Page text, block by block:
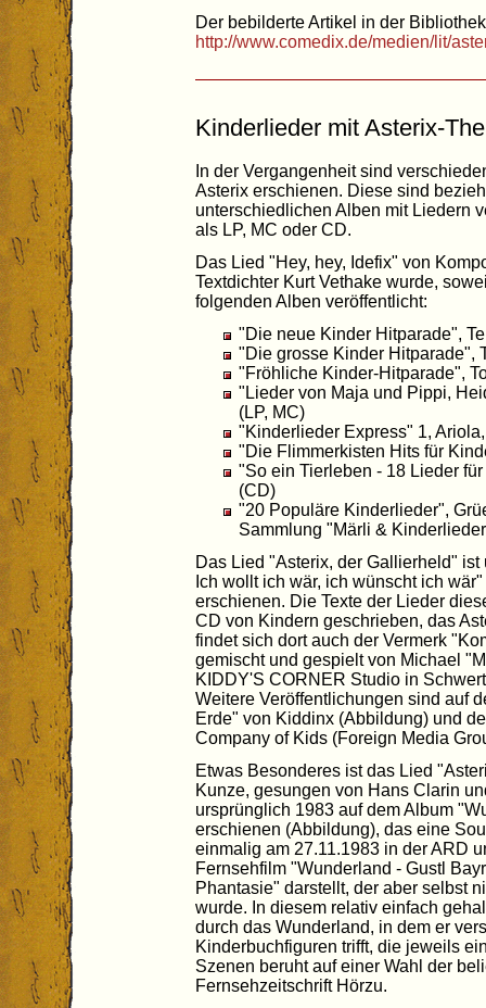
Der bebilderte Artikel in der
http://www.comedix.de/medien/lit/
Kinderlieder mit Asterix-
In der Vergangenheit sind
Asterix erschienen. Diese sind
unterschiedlichen Alben mit Liedern
als LP, MC oder CD.
Das Lied "Hey, hey, Idefix" von
Textdichter Kurt Vethake wurde,
folgenden Alben veröffentlicht:
"Die neue Kinder Hitparade",
"Die grosse Kinder Hitparade",
"Fröhliche Kinder-Hitparade",
"Lieder von Maja und Pippi,
(LP, MC)
"Kinderlieder Express" 1,
"Die Flimmerkisten Hits für
"So ein Tierleben - 18 Lieder
(CD)
"20 Populäre Kinderlieder",
Sammlung "Märli &
Das Lied "Asterix, der Gallierheld"
Ich wollt ich wär, ich wünscht ich
erschienen. Die Texte der Lieder
CD von Kindern geschrieben, das
findet sich dort auch der Vermerk
gemischt und gespielt von Michael
KIDDY'S CORNER Studio in
Weitere Veröffentlichungen sind auf
Erde" von Kiddinx (Abbildung) und
Company of Kids (Foreign Media
Etwas Besonderes ist das Lied
Kunze, gesungen von Hans Clarin
ursprünglich 1983 auf dem Album
erschienen (Abbildung), das eine
einmalig am 27.11.1983 in der ARD
Fernsehfilm "Wunderland - Gustl
Phantasie" darstellt, der aber selbst
wurde. In diesem relativ einfach
durch das Wunderland, in dem er
Kinderbuchfiguren trifft, die jeweils
Szenen beruht auf einer Wahl der
Fernsehzeitschrift Hörzu.